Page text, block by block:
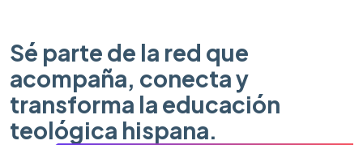
Sé parte de la red que
acompaña, conecta y
transforma la educación
teológica hispana.